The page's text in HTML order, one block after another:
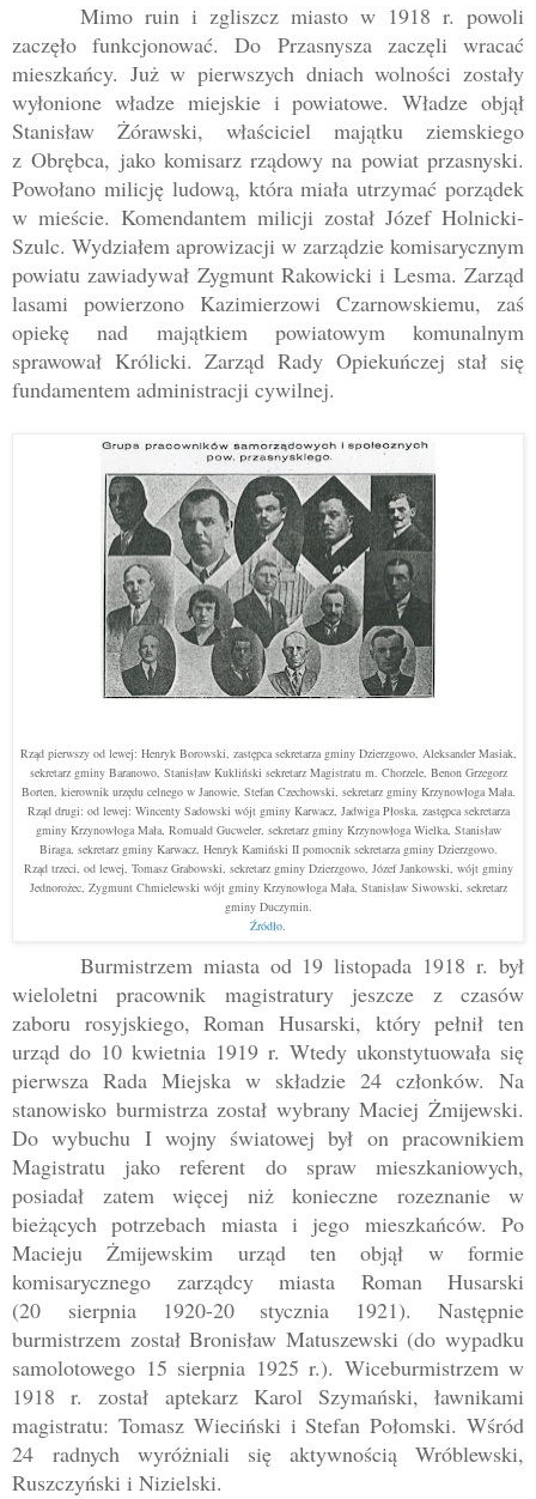
Mimo ruin i zgliszcz miasto w 1918 r. powoli
zaczęło funkcjonować. Do Przasnysza zaczęli wracać
mieszkańcy. Już w pierwszych dniach wolności zostały
wyłonione władze miejskie i powiatowe. Władze objął
Stanisław Żórawski, właściciel majątku ziemskiego
z Obrębca, jako komisarz rządowy na powiat przasnyski.
Powołano milicję ludową, która miała utrzymać porządek
w mieście. Komendantem milicji został Józef Holnicki-
Szulc. Wydziałem aprowizacji w zarządzie komisarycznym
powiatu zawiadywał Zygmunt Rakowicki i Lesma. Zarząd
lasami powierzono Kazimierzowi Czarnowskiemu, zaś
opiekę nad majątkiem powiatowym komunalnym
sprawował Królicki. Zarząd Rady Opiekuńczej stał się
fundamentem administracji cywilnej.
Rząd pierwszy od lewej: Henryk Borowski, zastępca sekretarza gminy Dzierzgowo, Aleksander Masiak,
sekretarz gminy Baranowo, Stanisław Kukliński sekretarz Magistratu m. Chorzele, Benon Grzegorz
Borten, kierownik urzędu celnego w Janowie, Stefan Czechowski, sekretarz gminy Krzynowłoga Mała.
Rząd drugi: od lewej: Wincenty Sadowski wójt gminy Karwacz, Jadwiga Płoska, zastępca sekretarza
gminy Krzynowłoga Mała, Romuald Gucweler, sekretarz gminy Krzynowłoga Wielka, Stanisław
Biraga, sekretarz gminy Karwacz, Henryk Kamiński II pomocnik sekretarza gminy Dzierzgowo.
Rząd trzeci, od lewej, Tomasz Grabowski, sekretarz gminy Dzierzgowo, Józef Jankowski, wójt gminy
Jednorożec, Zygmunt Chmielewski wójt gminy Krzynowłoga Mała, Stanisław Siwowski, sekretarz
gminy Duczymin.
Źródło.
Burmistrzem miasta od 19 listopada 1918 r. był
wieloletni pracownik magistratury jeszcze z czasów
zaboru rosyjskiego, Roman Husarski, który pełnił ten
urząd do 10 kwietnia 1919 r. Wtedy ukonstytuowała się
pierwsza Rada Miejska w składzie 24 członków. Na
stanowisko burmistrza został wybrany Maciej Żmijewski.
Do wybuchu I wojny światowej był on pracownikiem
Magistratu jako referent do spraw mieszkaniowych,
posiadał zatem więcej niż konieczne rozeznanie w
bieżących potrzebach miasta i jego mieszkańców. Po
Macieju Żmijewskim urząd ten objął w formie
komisarycznego zarządcy miasta Roman Husarski
(20 sierpnia 1920-20 stycznia 1921). Następnie
burmistrzem został Bronisław Matuszewski (do wypadku
samolotowego 15 sierpnia 1925 r.). Wiceburmistrzem w
1918 r. został aptekarz Karol Szymański, ławnikami
magistratu: Tomasz Wieciński i Stefan Połomski. Wśród
24 radnych wyróżniali się aktywnością Wróblewski,
Ruszczyński i Nizielski.